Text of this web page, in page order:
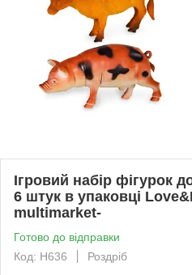
Ігровий набір фігурок
6 штук в упаковці
multimarket-
Готово до відправки
Код: H636
Роздріб